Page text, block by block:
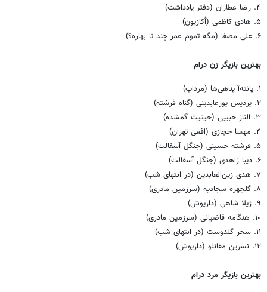
۴. رضا عطاران (دفتر یادداشت)
۵. هادی کاظمی (اُکازیون)
۶. علی مصفا (مگه تموم عمر چند تا بهاره؟)
بهترین بازیگر زن درام
۱. پانته‌آ پناهی‌ها (مرداب)
۲. پردیس پورعابدینی (گناه فرشته)
۳. الناز حبیبی (حیثیت گمشده)
۴. مهسا حجازی (افعی تهران)
۵. فرشته حسینی (جنگل آسفالت)
۶. دیبا زاهدی (جنگل آسفالت)
۷. هدی زین‌العابدین (در انتهای شب)
۸. گلچهره سجادیه (سرزمین مادری)
۹. ژیلا شاهی (داریوش)
۱۰. هنگامه قاضیانی (سرزمین مادری)
۱۱. سحر گلدوست (در انتهای شب)
۱۲. نسرین مقانلو (داریوش)
بهترین بازیگر مرد درام